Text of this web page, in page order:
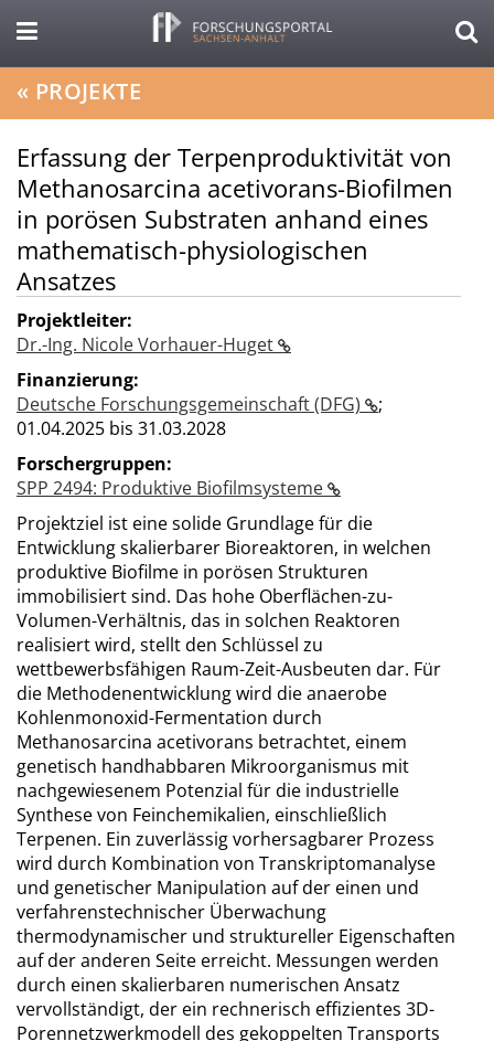
« PROJEKTE
Erfassung der Terpenproduktivität von
Methanosarcina acetivorans-Biofilmen
in porösen Substraten anhand eines
mathematisch-physiologischen
Ansatzes
Projektleiter:
Dr.-Ing. Nicole Vorhauer-Huget
Finanzierung:
Deutsche Forschungsgemeinschaft (DFG)
;
01.04.2025 bis 31.03.2028
Forschergruppen:
SPP 2494: Produktive Biofilmsysteme
Projektziel ist eine solide Grundlage für die
Entwicklung skalierbarer Bioreaktoren, in welchen
produktive Biofilme in porösen Strukturen
immobilisiert sind. Das hohe Oberflächen-zu-
Volumen-Verhältnis, das in solchen Reaktoren
realisiert wird, stellt den Schlüssel zu
wettbewerbsfähigen Raum-Zeit-Ausbeuten dar. Für
die Methodenentwicklung wird die anaerobe
Kohlenmonoxid-Fermentation durch
Methanosarcina acetivorans betrachtet, einem
genetisch handhabbaren Mikroorganismus mit
nachgewiesenem Potenzial für die industrielle
Synthese von Feinchemikalien, einschließlich
Terpenen. Ein zuverlässig vorhersagbarer Prozess
wird durch Kombination von Transkriptomanalyse
und genetischer Manipulation auf der einen und
verfahrenstechnischer Überwachung
thermodynamischer und struktureller Eigenschaften
auf der anderen Seite erreicht. Messungen werden
durch einen skalierbaren numerischen Ansatz
vervollständigt, der ein rechnerisch effizientes 3D-
Porennetzwerkmodell des gekoppelten Transports